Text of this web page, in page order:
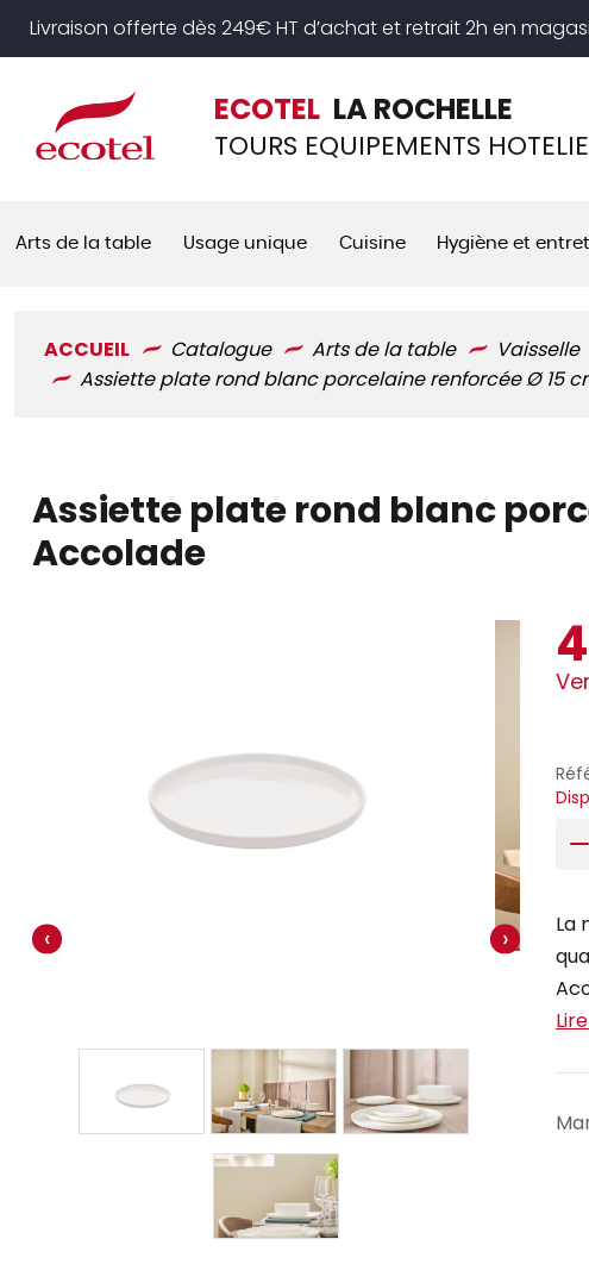
Livraison offerte dès 249€ HT d’achat et retrait 2h en
ECOTEL LA ROCHELLE
TOURS EQUIPEMENTS
Arts de la table Usage unique Cuisine Hygiène et
ACCUEIL Catalogue Arts de la table Vaisselle
Assiette plate rond blanc porcelaine renforcée Ø 15
Assiette plate rond blanc
Accolade
‹ ›
La
Panneau de gestion des cookies